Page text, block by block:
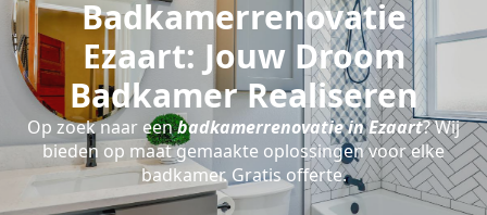
Badkamerrenovatie
Ezaart: Jouw Droom
Badkamer Realiseren
Op zoek naar eenbadkamerrenovatie in Ezaart? Wij
bieden op maat gemaakte oplossingen voor elke
badkamer. Gratis offerte.